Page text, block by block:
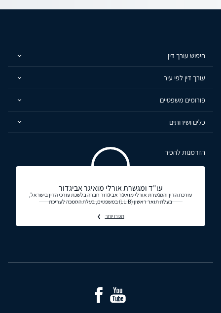
חיפוש עורך דין
עורך דין לפי עיר
פורומים משפטיים
כלים ושירותים
הזדמנות להכיר
עו"ד ומגשרת אורלי מואיגר אביגדור
עורכת הדין והמגשרת אורלי מואיגר אביגדור חברה בלשכת עורכי הדין בישראל,
בעלת תואר ראשון (LL.B) במשפטים, בעלת הסמכה לעריכת
תכירו יותר